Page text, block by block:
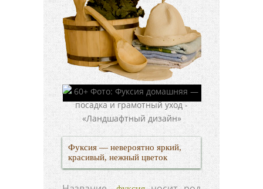
Фуксия — невероятно яркий,
красивый, нежный цветок